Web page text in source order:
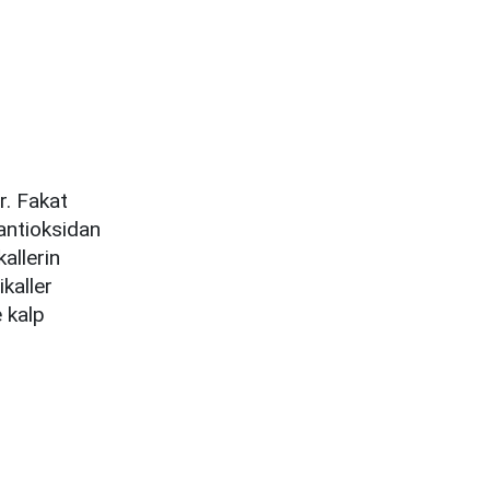
Fakat
kalp